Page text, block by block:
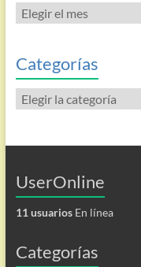
Todas
las
Categorías
Categorías
UserOnline
11 usuariosEn línea
Categorías